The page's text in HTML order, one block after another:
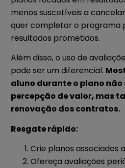
menos suscetíveis a
quer completar o programa
resultados prometidos.
Além disso, o uso de
pode ser um diferencial.
aluno durante o plano não
percepção de valor, mas
renovação dos contratos.
Resgate rápido:
Crie planos associados
Ofereça avaliações